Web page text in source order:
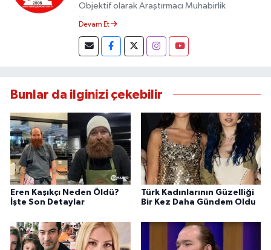
Objektif olarak Araştırmacı Muhabirlik
Yapmaktayım.
Devam Et
Bunlar da ilginizi çekebilir
Eren Kaşıkçı Neden Öldü?
İşte Son Detaylar
Türk Kadınlarının Güzelliği
Bir Kez Daha Gündem Oldu